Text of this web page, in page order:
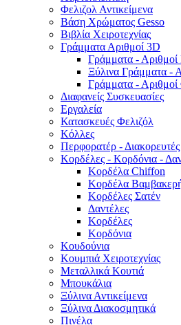
Φελιζολ Αντικείμενα
Βάση Χρώματος Gesso
Βιβλία Χειροτεχνίας
Γράμματα Αριθμοί 3D
Γράμματα - Αριθμοί
Ξύλινα Γράμματα -
Γράμματα - Αριθμοί
Διαφανείς Συσκευασίες
Εργαλεία
Κατασκευές Φελιζόλ
Κόλλες
Περφορατέρ - Διακορευτές
Κορδέλες - Κορδόνια -
Κορδέλα Chiffon
Κορδέλα
Κορδέλες Σατέν
Δαντέλες
Κορδέλες
Κορδόνια
Κουδούνια
Κουμπιά Χειροτεχνίας
Μεταλλικά Κουτιά
Μπουκάλια
Ξύλινα Αντικείμενα
Ξύλινα Διακοσμητικά
Πινέλα